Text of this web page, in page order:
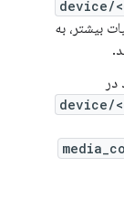
device/
بیشتر، به
device/